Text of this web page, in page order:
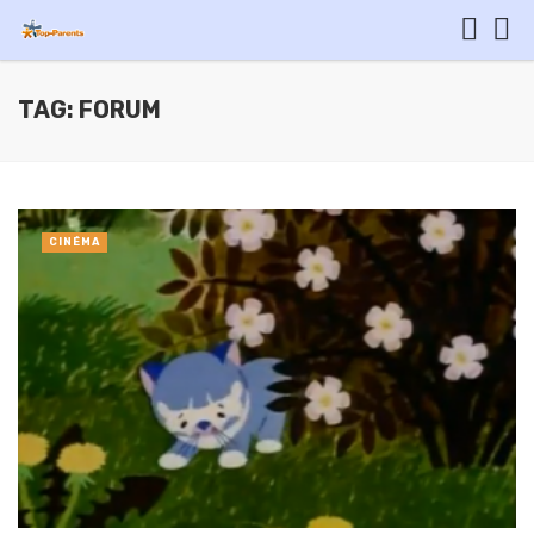
TAG: FORUM
CINÉMA